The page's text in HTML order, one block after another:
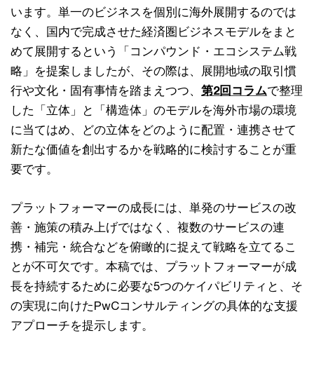
います。単一のビジネスを個別に海外展開するのでは
なく、国内で完成させた経済圏ビジネスモデルをまと
めて展開するという「コンパウンド・エコシステム戦
略」を提案しましたが、その際は、展開地域の取引慣
行や文化・固有事情を踏まえつつ、 第2回コラムで整理
した「立体」と「構造体」のモデルを海外市場の環境
に当てはめ、どの立体をどのように配置・連携させて
新たな価値を創出するかを戦略的に検討することが重
要です。
プラットフォーマーの成長には、単発のサービスの改
善・施策の積み上げではなく、複数のサービスの連
携・補完・統合などを俯瞰的に捉えて戦略を立てるこ
とが不可欠です。本稿では、プラットフォーマーが成
長を持続するために必要な5つのケイパビリティと、そ
の実現に向けたPwCコンサルティングの具体的な支援
アプローチを提示します。